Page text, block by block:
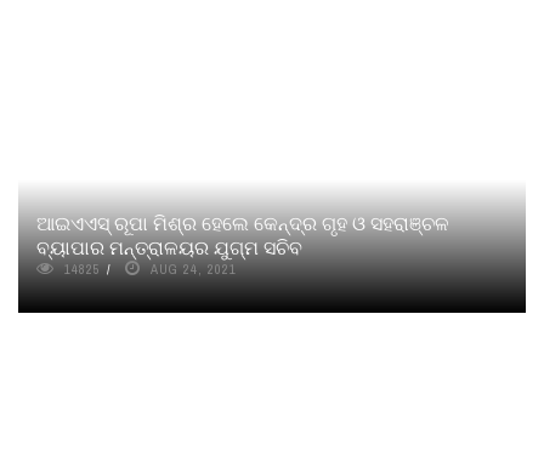
ଆଇଏଏସ୍ ରୂପା ମିଶ୍ର ହେଲେ କେନ୍ଦ୍ର ଗୃହ ଓ ସହରାଞ୍ଚଳ
ବ୍ୟାପାର ମନ୍ତ୍ରାଳୟର ଯୁଗ୍ମ ସଚିବ
14825 AUG 24, 2021